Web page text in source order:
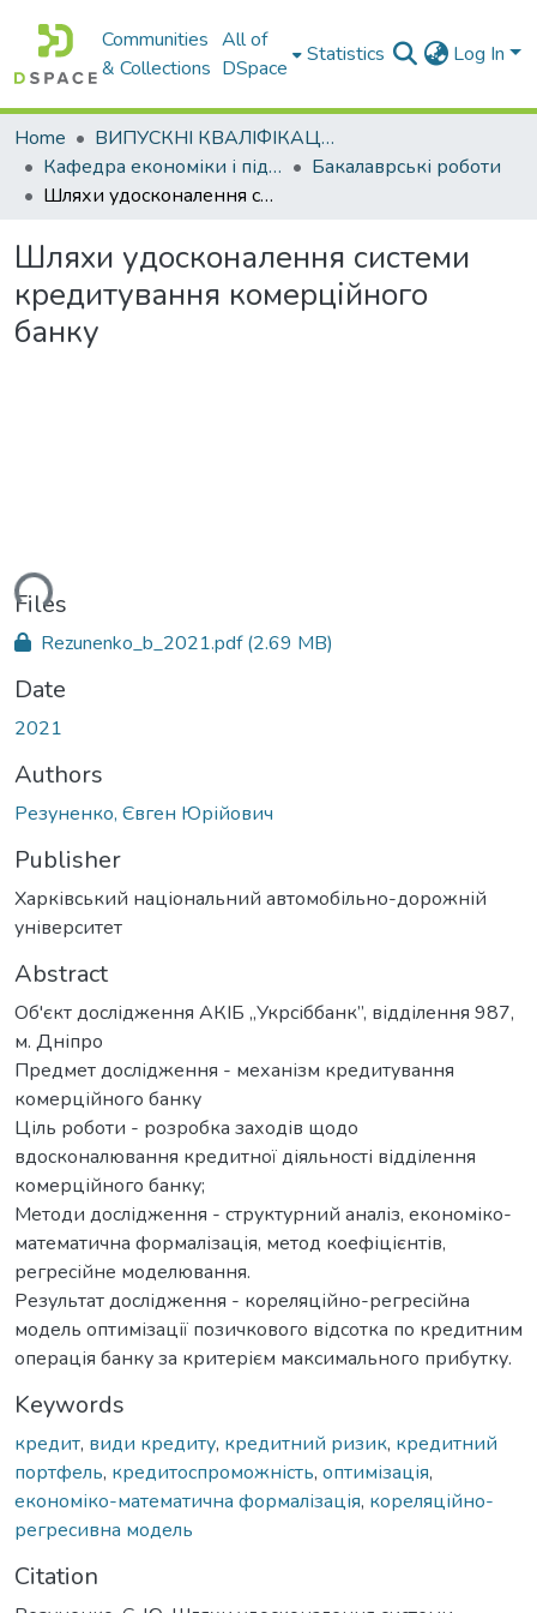
Communities
& Collections
All of
DSpace
Statistics Log In
Home
ВИПУСКНІ КВАЛІФІКАЦІЙНІ РОБОТИ
Кафедра економіки і підприємництва
Бакалаврські роботи
Шляхи удосконалення системи кредитування комерційного банку
Шляхи удосконалення системи
кредитування комерційного
банку
Files
Rezunenko_b_2021.pdf(2.69 MB)
Date
2021
Authors
Резуненко, Євген Юрійович
Publisher
Харківський національний автомобільно-дорожній
університет
Abstract
Об'єкт дослідження АКІБ „Укрсіббанк”, відділення 987,
м. Дніпро
Предмет дослідження - механізм кредитування
комерційного банку
Ціль роботи - розробка заходів щодо
вдосконалювання кредитної діяльності відділення
комерційного банку;
Методи дослідження - структурний аналіз, економіко-
математична формалізація, метод коефіцієнтів,
регресійне моделювання.
Результат дослідження - кореляційно-регресійна
модель оптимізації позичкового відсотка по кредитним
операція банку за критерієм максимального прибутку.
Keywords
кредит, види кредиту, кредитний ризик, кредитний
портфель, кредитоспроможність, оптимізація,
економіко-математична формалізація, кореляційно-
регресивна модель
Citation